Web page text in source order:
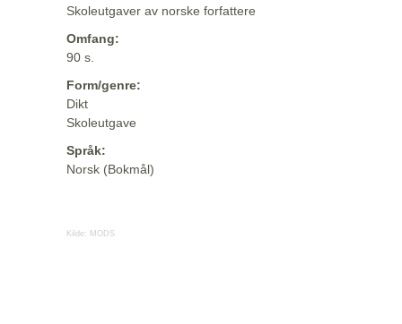
Skoleutgaver av norske forfattere
Omfang:
90 s.
Form/genre:
Dikt
Skoleutgave
Språk:
Norsk (Bokmål)
Kilde: MODS